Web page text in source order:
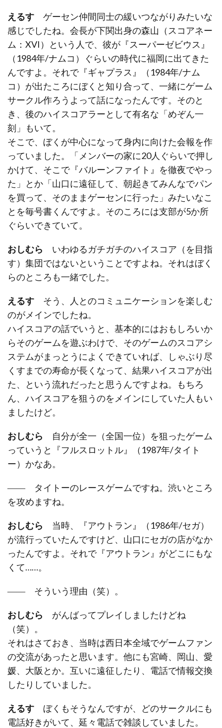
えるす ゲーセン仲間同士の緩いつながりみたいな
感じでしたね。会長が下関出身の森山（スコアネー
ム：XVI）という人で、彼が『スーパーゼビウス』
（1984年/ナムコ）ぐらいの時代に福岡に出てきた
んですよ。それで『ギャプラス』（1984年/ナム
コ）が出たころにぼくと知り合って、一緒にゲーム
サークル作ろうよって話になったんです。そのと
き、後のハイスコアラーとして有名な「めぞん一
刻」もいて。
そこで、ぼくが中心になって身内に向けた会報を作
っていました。「メンバーの家に20人ぐらいで押し
かけて、そこで『バルーンファイト』を徹夜でやっ
た」とか「山口に遠征して、朝起きてみんなでパン
を買って、そのままゲーセンに行った」みたいなこ
とを毎号書くんですよ。そのころには支部が5か所
ぐらいできていて。
おしむら いわゆるガチガチのハイスコア（を目指
す）集団ではないということですよね。それはぼく
らのところも一緒でした。
えるす そう、人とのコミュニケーションを楽しむ
のがメインでしたね。
ハイスコアの話でいうと、基本的にはおもしろいか
らそのゲームを遊ぶわけで、そのゲームのスコアシ
ステムがまっとうによくできていれば、しゃぶり尽
くすまでの寿命が長くなって、結果ハイスコアが出
た、という流れだったと思うんですよね。もちろ
ん、ハイスコアを狙うのをメインにしていた人もい
ましたけど。
おしむら 自分が全一（全国一位）を狙ったゲーム
っていうと『フルスロットル』（1987年/タイト
ー）かなあ。
―― タイトーのレースゲームですね。渋いところ
を攻めますね。
おしむら 当時、『アウトラン』（1986年/セガ）
が流行っていたんですけど、山口にセガの店がなか
ったんですよ。それで『アウトラン』がどこにもな
くて……。
―― そういう理由（笑）。
おしむら がんばってプレイしましたけどね
（笑）。
それはさておき、当時は西日本全域でゲームファン
の交流があったと思います。他にも宮崎、岡山、愛
媛、大阪とか。互いに遠征したり、電話で情報交換
したりしていました。
えるす ぼくもそうなんですが、どのサークルにも
電話好きがいて、延々電話で雑談していました。